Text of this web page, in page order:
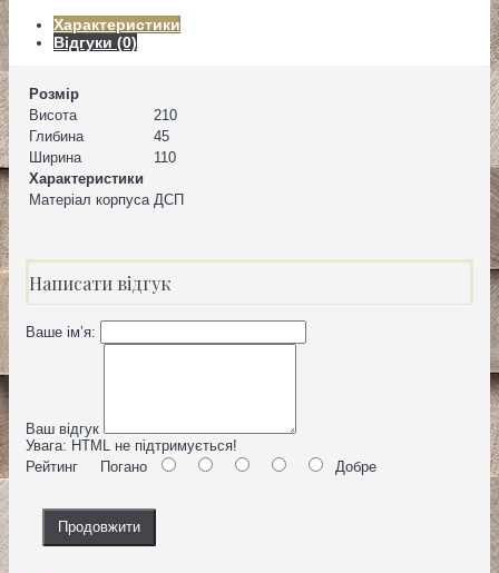
Характеристики
Відгуки (0)
Розмір
Висота
210
Глибина
45
Ширина
110
Характеристики
Матеріал корпуса ДСП
Написати відгук
Ваше ім’я:
Ваш відгук
Увага: HTML не підтримується!
Рейтинг Погано Добре
Продовжити